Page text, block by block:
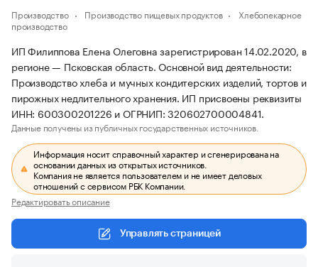
Производство Производство пищевых продуктов
Хлебопекарное
производство
ИП Филиппова Елена Олеговна зарегистрирован 14.02.2020, в
регионе — Псковская область. Основной вид деятельности:
Производство хлеба и мучных кондитерских изделий, тортов и
пирожных недлительного хранения. ИП присвоены реквизиты
ИНН: 600300201226 и ОГРНИП: 320602700004841.
Данные получены из публичных государственных источников.
Информация носит справочный характер и сгенерирована на
основании данных из открытых источников.
Компания не является пользователем и не имеет деловых
отношений с сервисом РБК Компании.
Редактировать описание
Управлять страницей